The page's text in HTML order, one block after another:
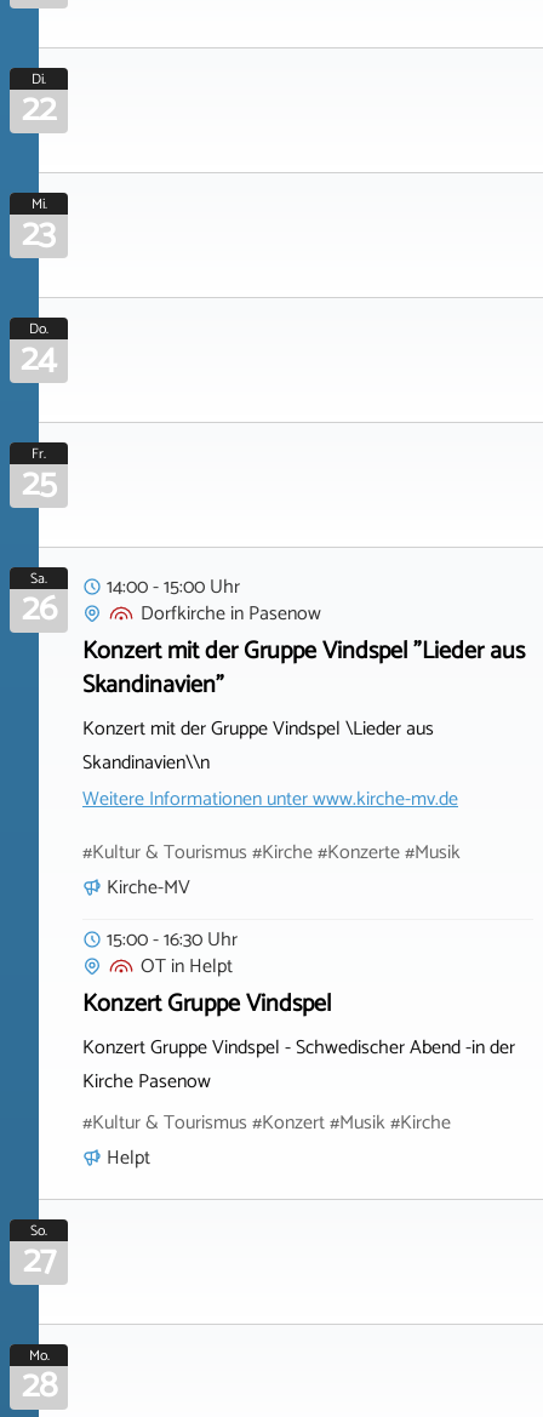
Di.
22
Mi.
23
Do.
24
Fr.
25
Sa.
26
14:00 - 15:00 Uhr
DorfkircheinPasenow
Konzert mit der Gruppe Vindspel "Lieder aus
Skandinavien"
Konzert mit der Gruppe Vindspel \Lieder aus
Skandinavien\\n
Weitere Informationen unterwww.kirche-mv.de
#Kultur & Tourismus #Kirche #Konzerte #Musik
Kirche-MV
15:00 - 16:30 Uhr
OTinHelpt
Konzert Gruppe Vindspel
Konzert Gruppe Vindspel - Schwedischer Abend -in der
Kirche Pasenow
#Kultur & Tourismus #Konzert #Musik #Kirche
Helpt
So.
27
Mo.
28